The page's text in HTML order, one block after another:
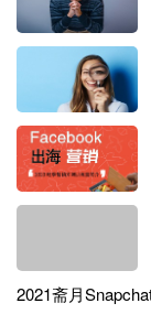
查显示，超过
道，超过25%的
疫情开始后，波
新增电商企业
悦。
启动发现式跨境